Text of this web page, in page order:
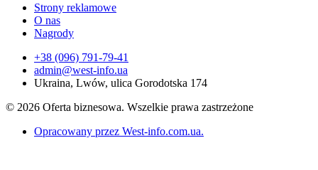
Strony reklamowe
O nas
Nagrody
+38 (096) 791-79-41
admin@west-info.ua
Ukraina, Lwów, ulica Gorodotska 174
© 2026 Oferta biznesowa. Wszelkie prawa zastrzeżone
Opracowany przez West-info.com.ua.